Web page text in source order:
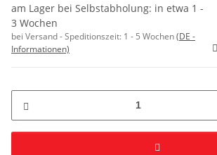
am Lager bei Selbstabholung: in etwa 1 -
3 Wochen
bei Versand - Speditionszeit: 1 - 5 Wochen(DE -
Informationen)